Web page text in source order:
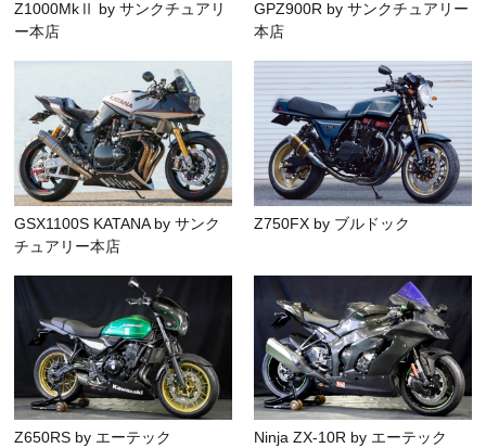
Z1000MkⅡ by サンクチュアリ
ー本店
GPZ900R by サンクチュアリー
本店
GSX1100S KATANA by サンク
チュアリー本店
Z750FX by ブルドック
Z650RS by エーテック Ninja ZX-10R by エーテック